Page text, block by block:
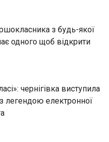
з будь-якої
одного щоб відкрити
чернігівка виступила
легендою електронної